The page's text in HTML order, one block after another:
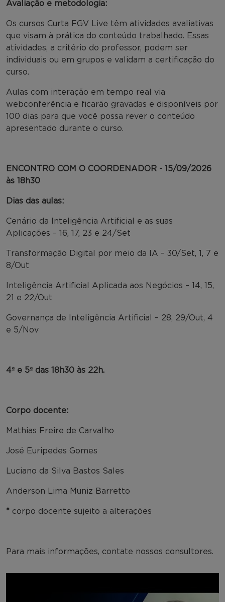
Avaliação e metodologia:
Os cursos Curta FGV Live têm atividades avaliativas
que visam à prática do conteúdo trabalhado. Essas
atividades, a critério do professor, podem ser
individuais ou em grupos e validam a certificação do
curso.
Aulas com interação em tempo real via
webconferência e ficarão gravadas e disponíveis por
100 dias para que você possa rever o conteúdo
apresentado durante o curso.
ENCONTRO COM O COORDENADOR - 15/09/2026
às 18h30
Dias das aulas:
Cenário da Inteligência Artificial e as suas
Aplicações – 16, 17, 23 e 24/Set
Transformação Digital por meio da IA – 30/Set, 1, 7 e
8/Out
Inteligência Artificial Aplicada aos Negócios – 14, 15,
21 e 22/Out
Governança de Inteligência Artificial – 28, 29/Out, 4
e 5/Nov
4ª e 5ª das 18h30 às 22h.
Corpo docente:
Mathias Freire de Carvalho
José Euripedes Gomes
Luciano da Silva Bastos Sales
Anderson Lima Muniz Barretto
* corpo docente sujeito a alterações
Para mais informações, contate nossos consultores.